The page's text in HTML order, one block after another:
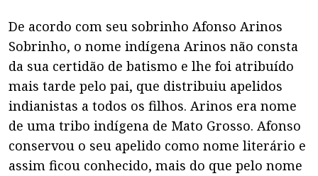
De acordo com seu sobrinho Afonso Arinos
Sobrinho, o nome indígena Arinos não consta
da sua certidão de batismo e lhe foi atribuído
mais tarde pelo pai, que distribuiu apelidos
indianistas a todos os filhos. Arinos era nome
de uma tribo indígena de Mato Grosso. Afonso
conservou o seu apelido como nome literário e
assim ficou conhecido, mais do que pelo nome